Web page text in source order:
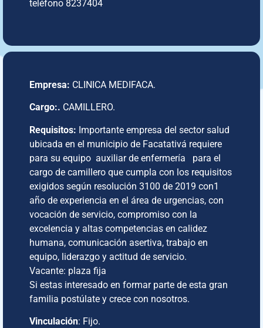
teléfono 8237404
Empresa: CLINICA MEDIFACA.
Cargo:. CAMILLERO.
Requisitos: Importante empresa del sector salud
ubicada en el municipio de Facatativá requiere
para su equipo auxiliar de enfermería para el
cargo de camillero que cumpla con los requisitos
exigidos según resolución 3100 de 2019 con1
año de experiencia en el área de urgencias, con
vocación de servicio, compromiso con la
excelencia y altas competencias en calidez
humana, comunicación asertiva, trabajo en
equipo, liderazgo y actitud de servicio.
Vacante: plaza fija
Si estas interesado en formar parte de esta gran
familia postúlate y crece con nosotros.
Vinculación: Fijo.